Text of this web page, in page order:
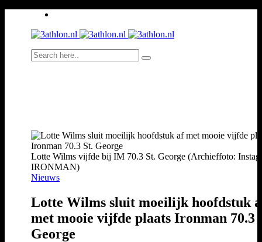
Lotte Wilms vijfde bij IM 70.3 St. George (Archieffoto:
IRONMAN)
Nieuws
Lotte Wilms sluit moeilijk hoofdstuk
met mooie vijfde plaats Ironman 70.3
George